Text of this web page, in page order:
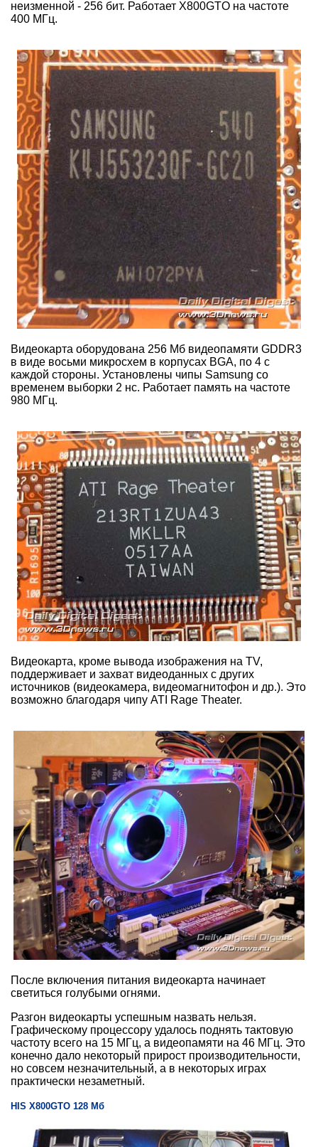
неизменной - 256 бит. Работает X800GTO на частоте
400 МГц.
Видеокарта оборудована 256 Мб видеопамяти GDDR3
в виде восьми микросхем в корпусах BGA, по 4 с
каждой стороны. Установлены чипы Samsung со
временем выборки 2 нс. Работает память на частоте
980 МГц.
Видеокарта, кроме вывода изображения на TV,
поддерживает и захват видеоданных с других
источников (видеокамера, видеомагнитофон и др.). Это
возможно благодаря чипу ATI Rage Theater.
После включения питания видеокарта начинает
светиться голубыми огнями.
Разгон видеокарты успешным назвать нельзя.
Графическому процессору удалось поднять тактовую
частоту всего на 15 МГц, а видеопамяти на 46 МГц. Это
конечно дало некоторый прирост производительности,
но совсем незначительный, а в некоторых играх
практически незаметный.
HIS X800GTO 128 Мб